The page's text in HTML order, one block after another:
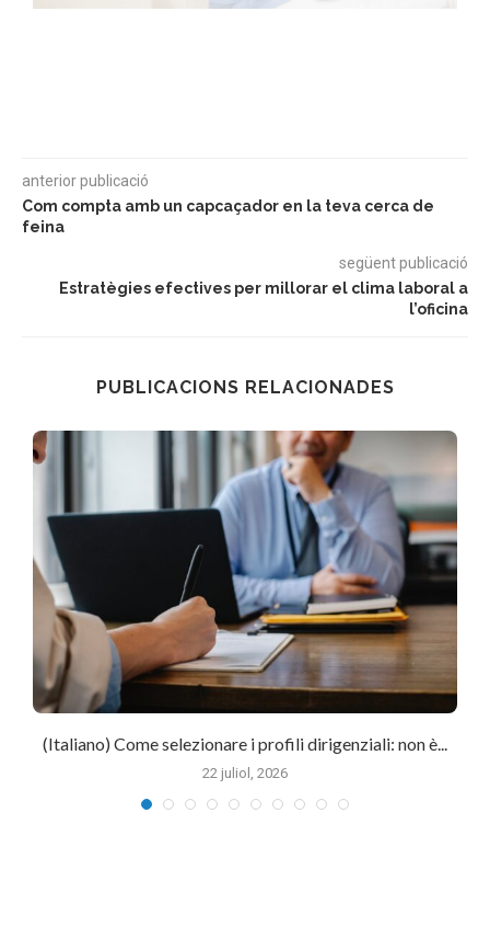
anterior publicació
Com compta amb un capcaçador en la teva cerca de
feina
següent publicació
Estratègies efectives per millorar el clima laboral a
l’oficina
PUBLICACIONS RELACIONADES
(Italiano) Come selezionare i profili dirigenziali: non è...
22 juliol, 2026